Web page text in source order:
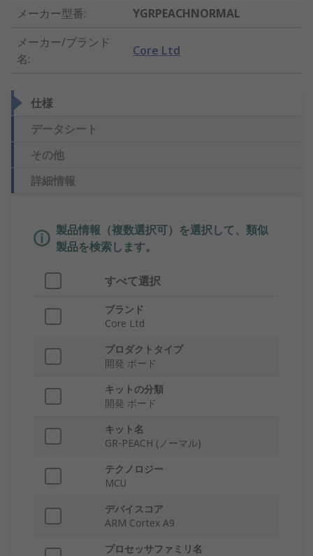
メーカー型番:
YGRPEACHNORMAL
メーカー/ブランド
名:
Core Ltd
仕様
データシート
その他
詳細情報
製品情報（複数選択可）を選択して、類似
製品を検索します。
すべて選択
ブランド
Core Ltd
プロダクトタイプ
開発 ボード
キットの分類
開発 ボード
キット名
GR-PEACH (ノーマル)
テクノロジー
MCU
デバイスコア
ARM Cortex A9
プロセッサファミリ名